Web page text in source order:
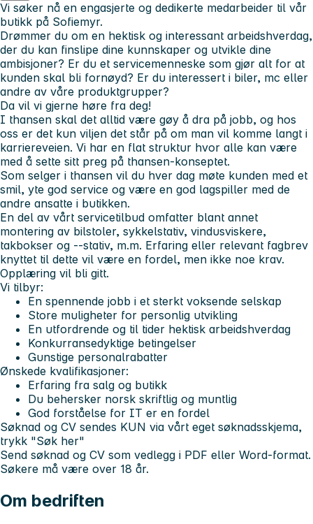
Vi søker nå en engasjerte og dedikerte medarbeider til vår
butikk på Sofiemyr.
Drømmer du om en hektisk og interessant arbeidshverdag,
der du kan finslipe dine kunnskaper og utvikle dine
ambisjoner? Er du et servicemenneske som gjør alt for at
kunden skal bli fornøyd? Er du interessert i biler, mc eller
andre av våre produktgrupper?
Da vil vi gjerne høre fra deg!
I thansen skal det alltid være gøy å dra på jobb, og hos
oss er det kun viljen det står på om man vil komme langt i
karriereveien. Vi har en flat struktur hvor alle kan være
med å sette sitt preg på thansen-konseptet.
Som selger i thansen vil du hver dag møte kunden med et
smil, yte god service og være en god lagspiller med de
andre ansatte i butikken.
En del av vårt servicetilbud omfatter blant annet
montering av bilstoler, sykkelstativ, vindusviskere,
takbokser og --stativ, m.m. Erfaring eller relevant fagbrev
knyttet til dette vil være en fordel, men ikke noe krav.
Opplæring vil bli gitt.
Vi tilbyr:
En spennende jobb i et sterkt voksende selskap
Store muligheter for personlig utvikling
En utfordrende og til tider hektisk arbeidshverdag
Konkurransedyktige betingelser
Gunstige personalrabatter
Ønskede kvalifikasjoner:
Erfaring fra salg og butikk
Du behersker norsk skriftlig og muntlig
God forståelse for IT er en fordel
Søknad og CV sendes KUN via vårt eget søknadsskjema,
trykk "Søk her"
Send søknad og CV som vedlegg i PDF eller Word-format.
Søkere må være over 18 år.
Om bedriften